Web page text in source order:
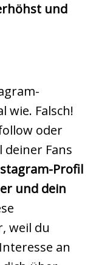
und
wie. Falsch!
oder
deiner Fans
Profil
und dein
weil du
an